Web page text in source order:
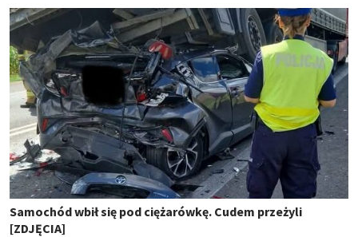
Samochód wbił się pod ciężarówkę. Cudem przeżyli
[ZDJĘCIA]